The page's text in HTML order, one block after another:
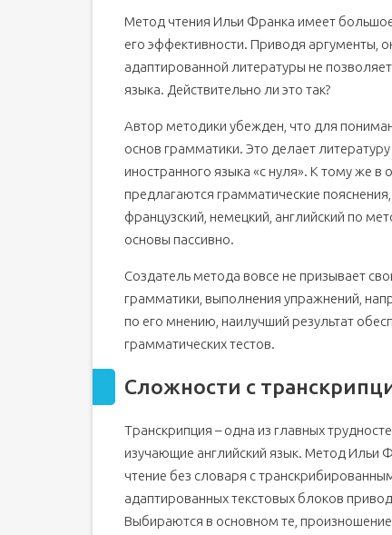
Метод чтения Ильи Франка имеет
его эффективности. Приводя аргументы,
адаптированной литературы не
языка. Действительно ли это так?
Автор методики убежден, что для
основ грамматики. Это делает
иностранного языка «с нуля». К тому же
предлагаются грамматические
французский, немецкий, английский по
основы пассивно.
Создатель метода вовсе не призывает
грамматики, выполнения упражнений,
по его мнению, наилучший результат
грамматических тестов.
Сложности с
Транскрипция – одна из главных
изучающие английский язык. Метод Ильи
чтение без словаря с
адаптированных текстовых блоков
Выбираются в основном те,